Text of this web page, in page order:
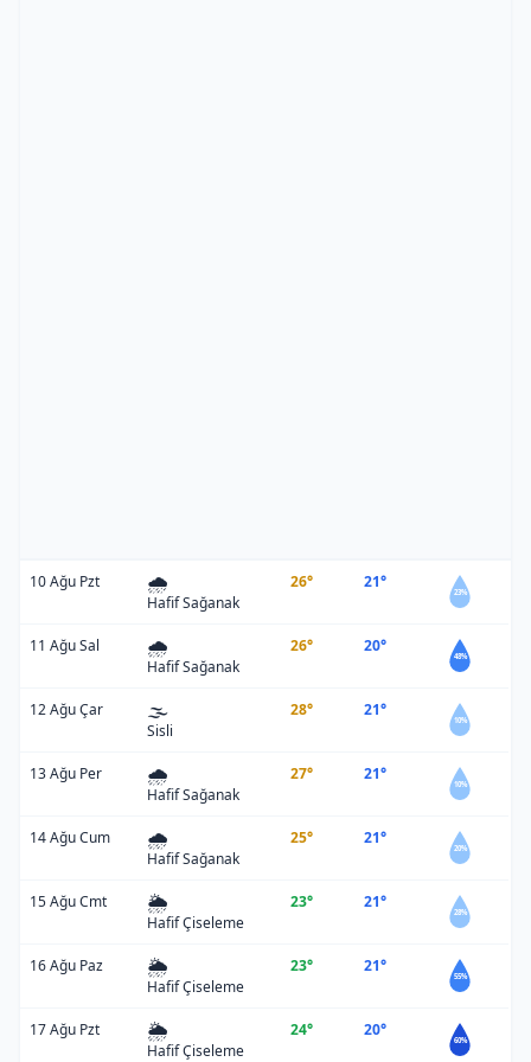
10 Ağu Pzt 🌧️
Hafif Sağanak
26° 21°
23%
11 Ağu Sal 🌧️
Hafif Sağanak
26° 20°
48%
12 Ağu Çar 🌫️
Sisli
28° 21°
10%
13 Ağu Per 🌧️
Hafif Sağanak
27° 21°
10%
14 Ağu Cum 🌧️
Hafif Sağanak
25° 21°
20%
15 Ağu Cmt 🌦️
Hafif Çiseleme
23° 21°
28%
16 Ağu Paz 🌦️
Hafif Çiseleme
23° 21°
55%
17 Ağu Pzt 🌦️
Hafif Çiseleme
24° 20°
60%